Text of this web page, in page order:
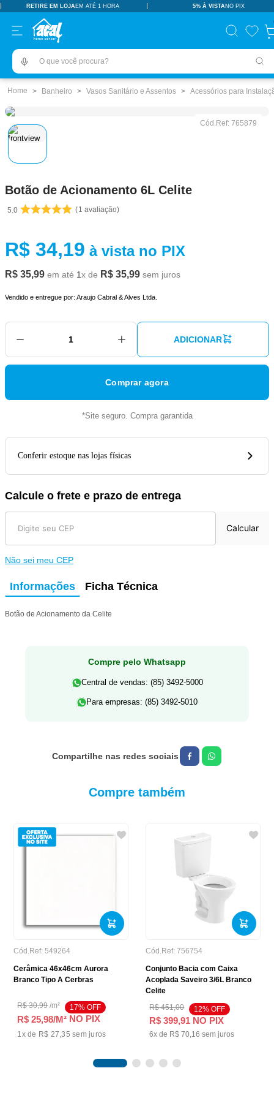
RETIRE EM LOJAEM ATÉ 1 HORA 5% À VISTANO PIX
O que você procura?
Banheiro Vasos Sanitário e Assentos Acessórios para
Cód.Ref: 765879
Botão de Acionamento 6L Celite
5.0 1 avaliação
R$ 34,19 à vista no PIX
R$ 35,99 em até 1x de R$ 35,99 sem juros
Vendido e entregue por: Araujo Cabral & Alves Ltda.
ADICIONAR
Comprar agora
*Site seguro. Compra garantida
Conferir estoque nas lojas físicas
Calcule o frete e prazo de entrega
Calcular
Não sei meu CEP
Informações Ficha Técnica
Botão de Acionamento da Celite
Compre pelo Whatsapp
Central de vendas: (85) 3492-5000
Para empresas: (85) 3492-5010
Compre também
Cód.Ref: 549264
Cerâmica 46x46cm Aurora
Branco Tipo A Cerbras
R$ 30,99/m² 17% OFF
R$ 25,98/M² NO PIX
1x de R$ 27,35 sem juros
Cód.Ref: 756754
Conjunto Bacia com Caixa
Acoplada Saveiro 3/6L Branco
Celite
R$ 451,00 12% OFF
R$ 399,91 NO PIX
6x de R$ 70,16 sem juros
TERMOS MAIS BUSCADOS
pisos revestimentos
º ceramica
tinta
5º revestimento
8º chuveiro
9 º porta